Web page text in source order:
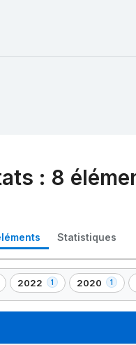
: 8
Statistiques
2022 1
,
1
2020 1
,
1